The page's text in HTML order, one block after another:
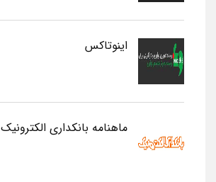
اینوتاکس
ماهنامه بانکداری الکترونیک